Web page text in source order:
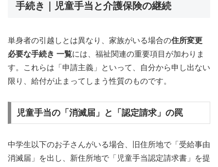
手続き｜児童手当と介護保険の継続
単身者の引越しとは異なり、家族がいる場合の住所変更
必要な手続き 一覧には、福祉関連の重要項目が加わりま
す。これらは「申請主義」といって、自分から申し出ない
限り、給付が止まってしまう性質のものです。
児童手当の「消滅届」と「認定請求」の罠
中学生以下のお子さんがいる場合、旧住所地で「受給事由
消滅届」を出し、新住所地で「児童手当認定請求書」を提